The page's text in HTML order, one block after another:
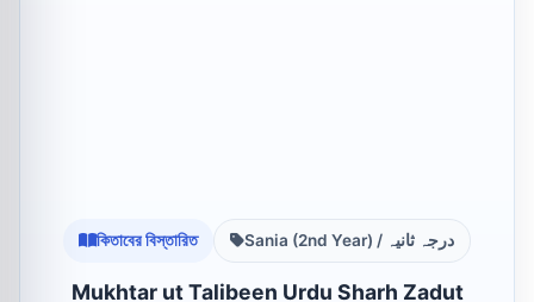
কিতাবের বিস্তারিত Sania (2nd Year) / درجہ ثانیہ
Mukhtar ut Talibeen Urdu Sharh Zadut